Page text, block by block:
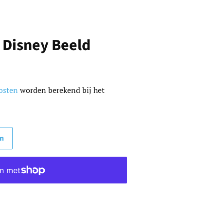
Beeld
worden berekend bij het